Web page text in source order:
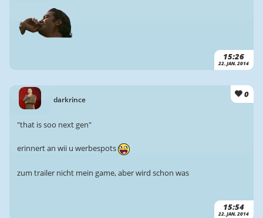
15:26
22. JAN. 2014
darkrince
0
15:54
22. JAN. 2014
"that is soo next gen"
erinnert an wii u werbespots
zum trailer nicht mein game, aber wird schon was